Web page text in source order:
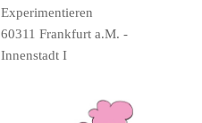
Experimentieren
60311 Frankfurt a.M. -
Innenstadt I